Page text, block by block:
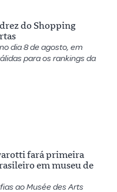
do Shopping
dia 8 de agosto, em
para os rankings da
fará primeira
em museu de
ao Musée des Arts